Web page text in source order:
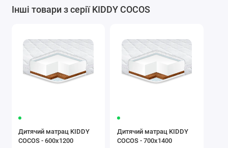
Інші товари з серії KIDDY COCOS
Дитячий матрац KIDDY
COCOS - 600х1200
Дитячий матрац KIDDY
COCOS - 700х1400